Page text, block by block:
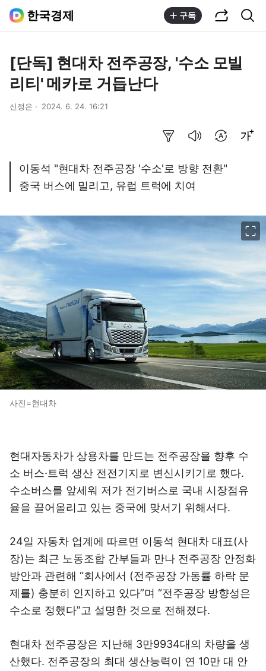
한국경제 구독
[단독] 현대차 전주공장, '수소 모빌
리티' 메카로 거듭난다
신정은 2024. 6. 24. 16:21
이동석 "현대차 전주공장 '수소'로 방향 전환"
중국 버스에 밀리고, 유럽 트럭에 치여
사진=현대차
현대자동차가 상용차를 만드는 전주공장을 향후 수
소 버스·트럭 생산 전전기지로 변신시키기로 했다.
수소버스를 앞세워 저가 전기버스로 국내 시장점유
율을 끌어올리고 있는 중국에 맞서기 위해서다.
24일 자동차 업계에 따르면 이동석 현대차 대표(사
장)는 최근 노동조합 간부들과 만나 전주공장 안정화
방안과 관련해 “회사에서 (전주공장 가동률 하락 문
제를) 충분히 인지하고 있다”며 “전주공장 방향성은
수소로 정했다”고 설명한 것으로 전해졌다.
현대차 전주공장은 지난해 3만9934대의 차량을 생
산했다. 전주공장의 최대 생산능력이 연 10만 대 안